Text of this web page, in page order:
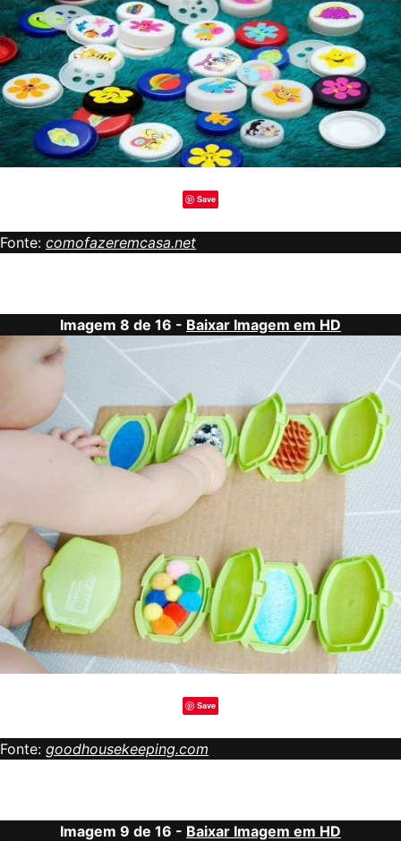
Save
Fonte: comofazeremcasa.net
Imagem 8 de 16 - Baixar Imagem em HD
Save
Fonte: goodhousekeeping.com
Imagem 9 de 16 - Baixar Imagem em HD